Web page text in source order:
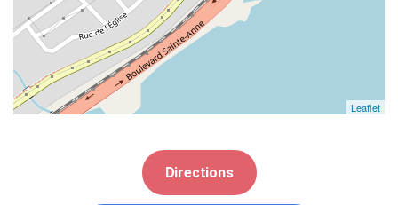
Leaflet
Directions